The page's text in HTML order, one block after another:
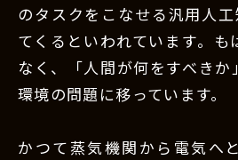
のタスクをこなせる汎用人
てくるといわれています。
なく、「人間が何をすべき
環境の問題に移っています。
かつて蒸気機関から電気へ